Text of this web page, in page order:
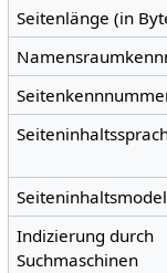
Seitenlänge (in
Indizierung durch
Suchmaschinen